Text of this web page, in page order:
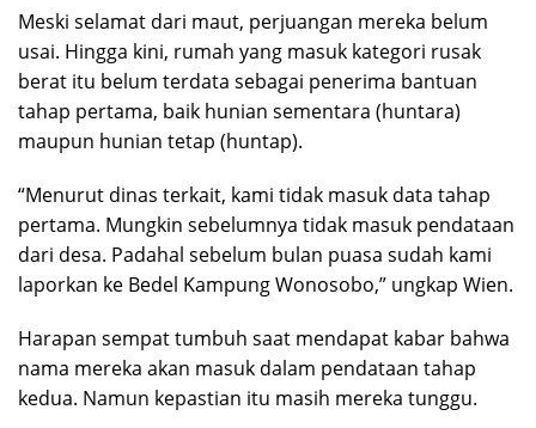
Meski selamat dari maut, perjuangan mereka belum
usai. Hingga kini, rumah yang masuk kategori rusak
berat itu belum terdata sebagai penerima bantuan
tahap pertama, baik hunian sementara (huntara)
maupun hunian tetap (huntap).
“Menurut dinas terkait, kami tidak masuk data tahap
pertama. Mungkin sebelumnya tidak masuk pendataan
dari desa. Padahal sebelum bulan puasa sudah kami
laporkan ke Bedel Kampung Wonosobo,” ungkap Wien.
Harapan sempat tumbuh saat mendapat kabar bahwa
nama mereka akan masuk dalam pendataan tahap
kedua. Namun kepastian itu masih mereka tunggu.